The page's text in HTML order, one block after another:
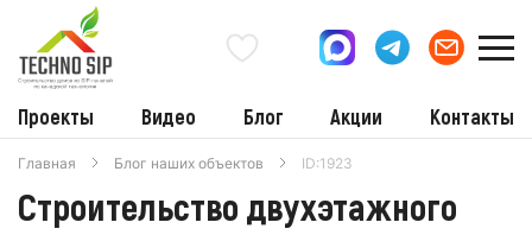
Проекты Видео Блог Акции Контакты
Главная Блог наших объектов ID:1923
Строительство двухэтажного